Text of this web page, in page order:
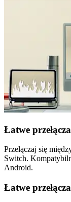
Łatwe
Przełączaj się
Switch.
Android.
Łatwe